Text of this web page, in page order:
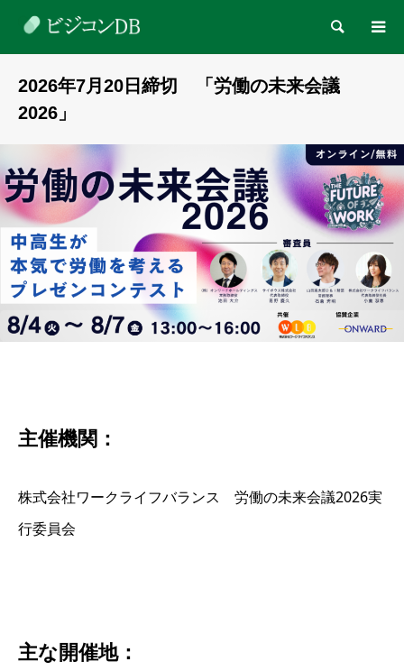
検索
2026年7月20日締切 「労働の未来会議
2026」
主催機関：
株式会社ワークライフバランス 労働の未来会議2026実
行委員会
主な開催地：